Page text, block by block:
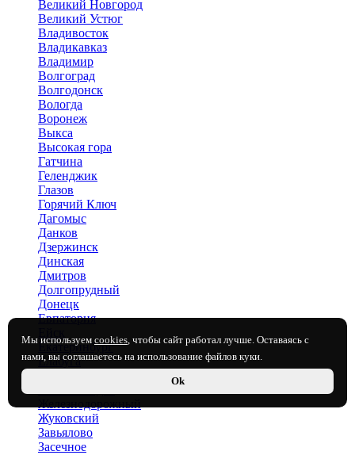
Мы используем cookies, чтобы сайт работал лучше. Оставаясь с
нами, вы соглашаетесь на использование файлов куки.
Ok
Великий Новгород
Великий Устюг
Владивосток
Владикавказ
Владимир
Волгоград
Волгодонск
Вологда
Воронеж
Выкса
Высокая гора
Гатчина
Геленджик
Глазов
Горячий Ключ
Дагомыс
Данков
Дзержинск
Динская
Дмитров
Долгопрудный
Донецк
Евпатория
Екатеринбург
Елабуга
Жуковский
Завьялово
Засечное